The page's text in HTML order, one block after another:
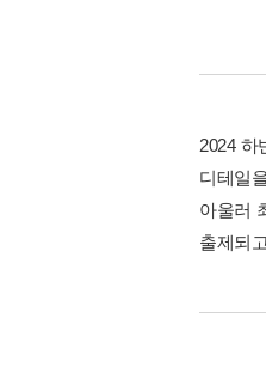
2024 하
디테일
아울러
출제되